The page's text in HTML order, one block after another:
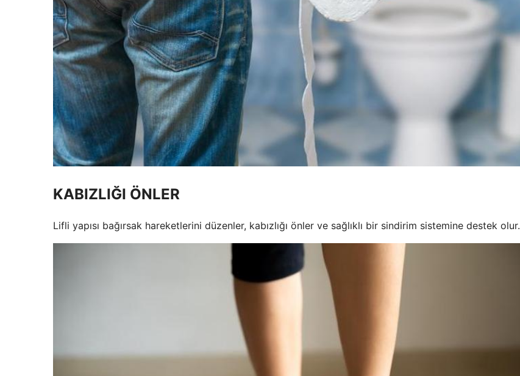
KABIZLIĞI ÖNLER
Lifli yapısı bağırsak hareketlerini düzenler, kabızlığı önler ve sağlıklı bir sindirim sistemine destek olur.